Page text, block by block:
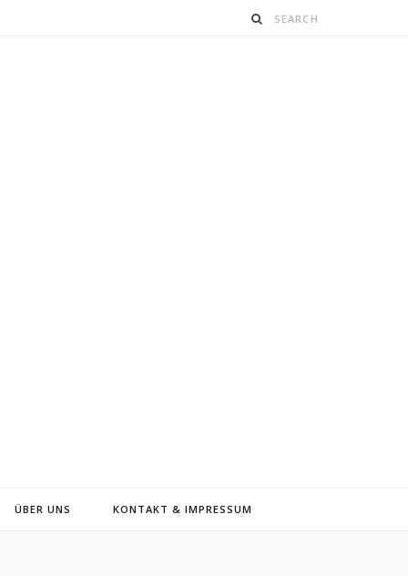
ÜBER UNS KONTAKT & IMPRESSUM